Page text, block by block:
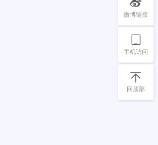
微博链接
手机访问
回顶部